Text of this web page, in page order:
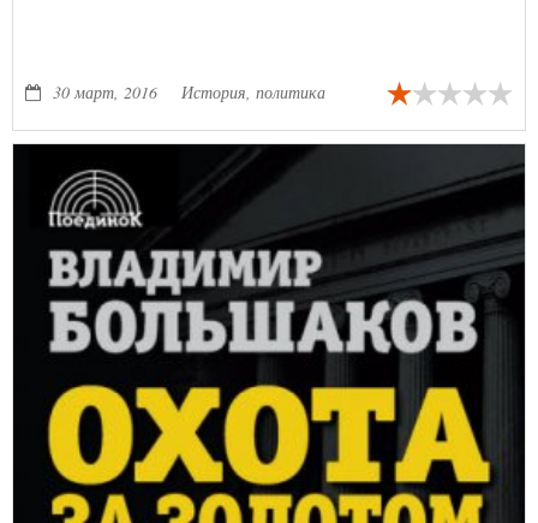
30 март, 2016 История, политика